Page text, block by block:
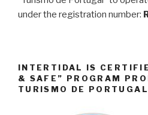
under the registration number:
INTERTIDAL IS
& SAFE” PROGRAM
TURISMO DE PORTUGAL